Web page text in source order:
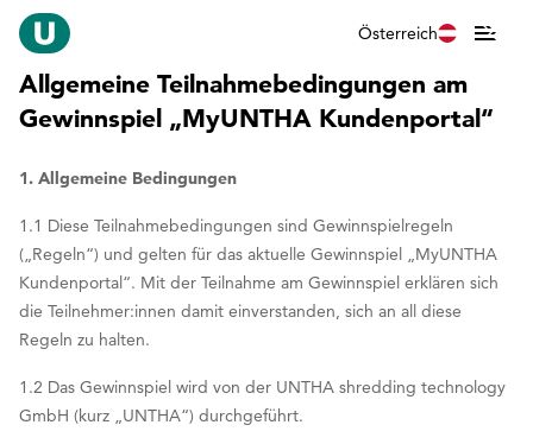
Österreich
Allgemeine Teilnahmebedingungen am
Gewinnspiel „MyUNTHA Kundenportal“
1. Allgemeine Bedingungen
1.1 Diese Teilnahmebedingungen sind Gewinnspielregeln
(„Regeln“) und gelten für das aktuelle Gewinnspiel „MyUNTHA
Kundenportal“. Mit der Teilnahme am Gewinnspiel erklären sich
die Teilnehmer:innen damit einverstanden, sich an all diese
Regeln zu halten.
1.2 Das Gewinnspiel wird von der UNTHA shredding technology
GmbH (kurz „UNTHA“) durchgeführt.